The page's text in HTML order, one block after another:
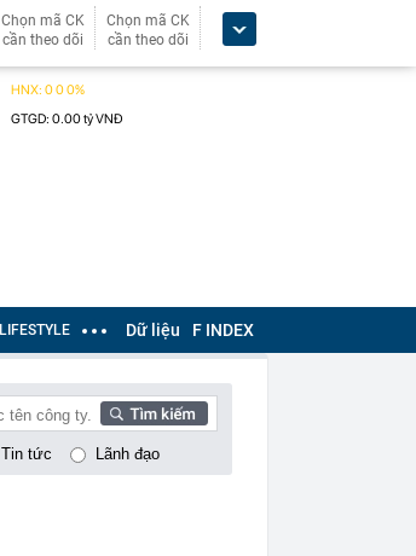
Chọn mã CK
cần theo dõi
Chọn mã CK
cần theo dõi
LIFESTYLE Dữ liệu F INDEX
Tin tức Lãnh đạo